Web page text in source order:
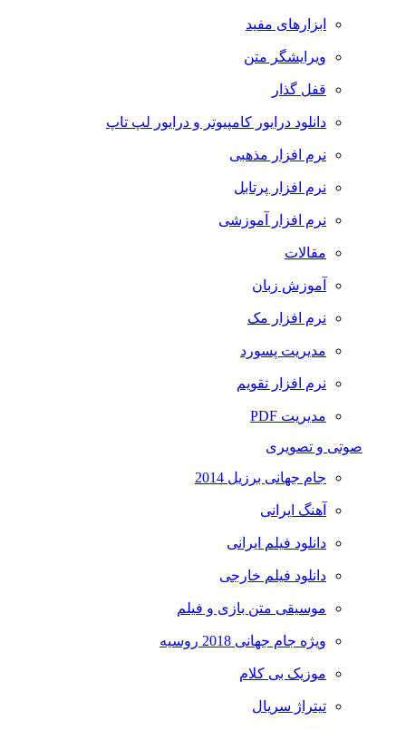
ابزارهای مفید
ویرایشگر متن
قفل گذار
دانلود درایور کامپیوتر و درایور لپ تاپ
نرم افزار مذهبی
نرم افزار پرتابل
نرم افزار آموزشی
مقالات
آموزش زبان
نرم افزار مک
مدیریت پسورد
نرم افزار تقویم
مدیریت PDF
صوتی و تصویری
جام جهانی برزیل 2014
آهنگ ایرانی
دانلود فیلم ایرانی
دانلود فیلم خارجی
موسیقی متن بازی و فیلم
ویژه جام جهانی 2018 روسیه
موزیک بی کلام
تیتراژ سریال